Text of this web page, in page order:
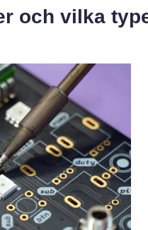
och vilka